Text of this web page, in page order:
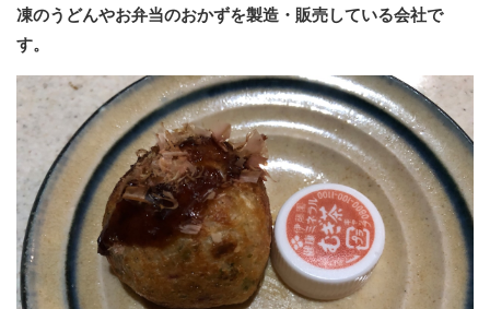
凍のうどんやお弁当のおかずを製造・販売している会社で
す。